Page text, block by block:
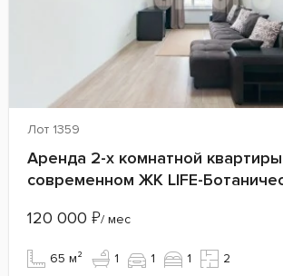
Лот 1359
Аренда 2-х комнатной
современном ЖК LIFE-
120 000 ₽/ мес
65 м² 1 1 1 2